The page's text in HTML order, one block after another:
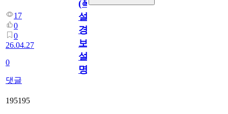
17
0
0
26.04.27
0
댓글
(폭
설
경
보
설
명)
195195